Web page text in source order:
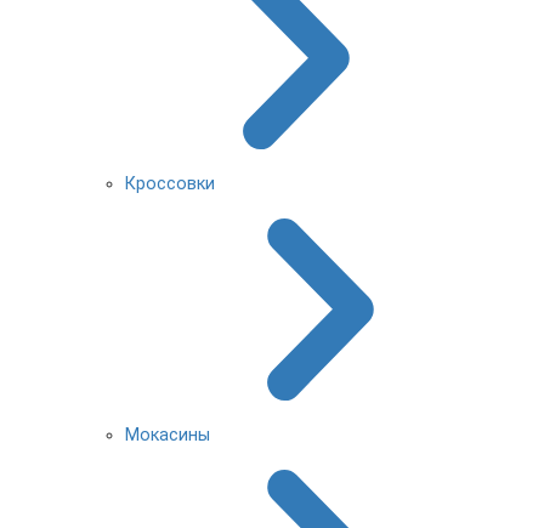
Кроссовки
Мокасины